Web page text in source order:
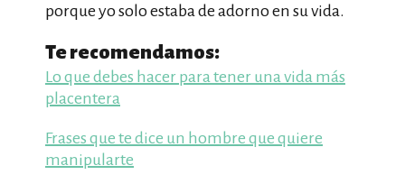
porque yo solo estaba de adorno en su vida.
Te recomendamos:
Lo que debes hacer para tener una vida más
placentera
Frases que te dice un hombre que quiere
manipularte